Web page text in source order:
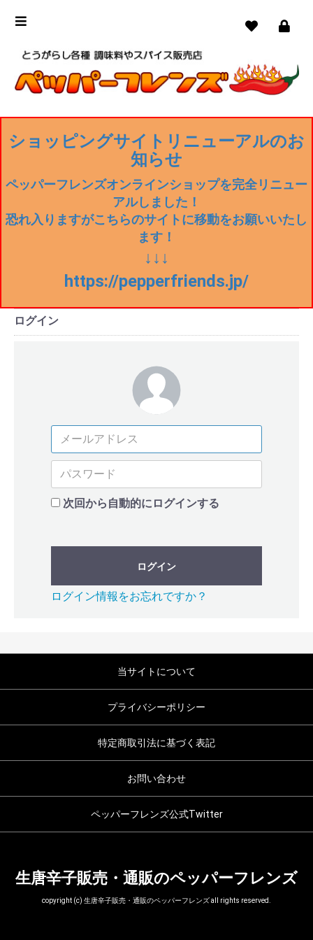
ショッピングサイトリニューアルのお
知らせ
ペッパーフレンズオンラインショップを完全リニュー
アルしました！
恐れ入りますがこちらのサイトに移動をお願いいたし
ます！
↓↓↓
https://pepperfriends.jp/
ログイン
次回から自動的にログインする
ログイン
ログイン情報をお忘れですか？
当サイトについて
プライバシーポリシー
特定商取引法に基づく表記
お問い合わせ
ペッパーフレンズ公式Twitter
生唐辛子販売・通販のペッパーフレンズ
copyright (c) 生唐辛子販売・通販のペッパーフレンズ all rights reserved.